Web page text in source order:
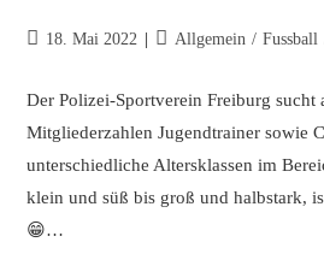
18. Mai 2022 Allgemein / Fussball
Der Polizei-Sportverein Freiburg sucht
Mitgliederzahlen Jugendtrainer sowie
unterschiedliche Altersklassen im
klein und süß bis groß und halbstark,
😁…